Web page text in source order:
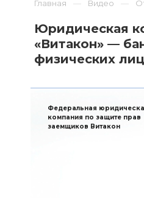
Главная Видео
Юридическая
«Витакон» —
физических лиц
Федеральная
компания по защите прав
заемщиков Витакон